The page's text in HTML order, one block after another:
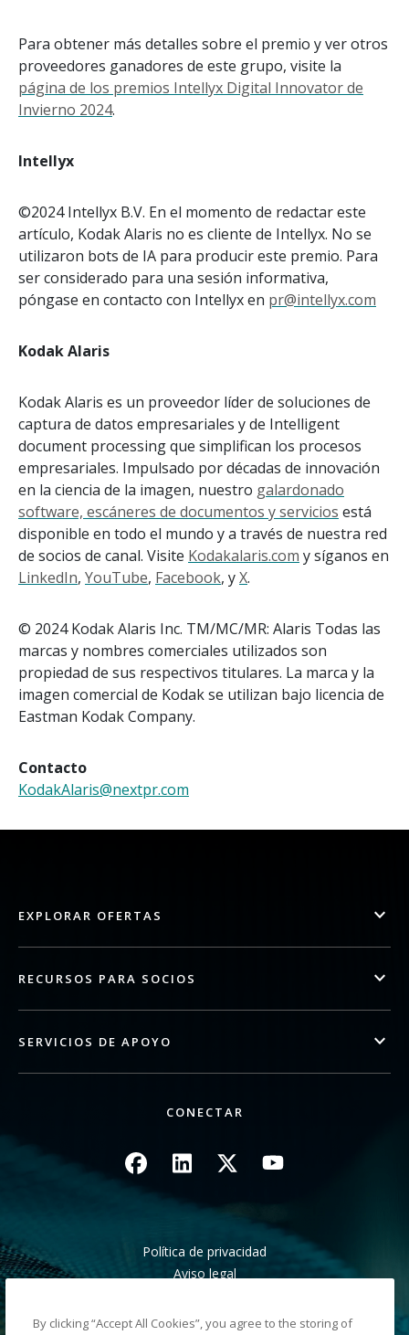
Para obtener más detalles sobre el premio y ver otros
proveedores ganadores de este grupo, visite la
página de los premios Intellyx Digital Innovator de
Invierno 2024.
Intellyx
©2024 Intellyx B.V. En el momento de redactar este
artículo, Kodak Alaris no es cliente de Intellyx. No se
utilizaron bots de IA para producir este premio. Para
ser considerado para una sesión informativa,
póngase en contacto con Intellyx en pr@intellyx.com
Kodak Alaris
Kodak Alaris es un proveedor líder de soluciones de
captura de datos empresariales y de Intelligent
document processing que simplifican los procesos
empresariales. Impulsado por décadas de innovación
en la ciencia de la imagen, nuestro galardonado
software, escáneres de documentos y servicios está
disponible en todo el mundo y a través de nuestra red
de socios de canal. Visite Kodakalaris.com y síganos en
LinkedIn, YouTube, Facebook, yX.
© 2024 Kodak Alaris Inc. TM/MC/MR: Alaris Todas las
marcas y nombres comerciales utilizados son
propiedad de sus respectivos titulares. La marca y la
imagen comercial de Kodak se utilizan bajo licencia de
Eastman Kodak Company.
Contacto
KodakAlaris@nextpr.com
EXPLORAR OFERTAS
RECURSOS PARA SOCIOS
SERVICIOS DE APOYO
CONECTAR
ImagenImagenImagenImagen
Política de privacidad
Aviso legal
No compartir mis datos personales
By clicking “Accept All Cookies”, you agree to the storing of